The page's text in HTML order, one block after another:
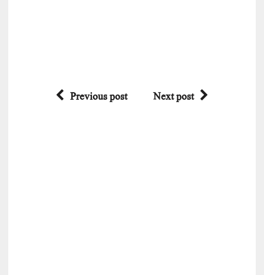
Previous post Next post